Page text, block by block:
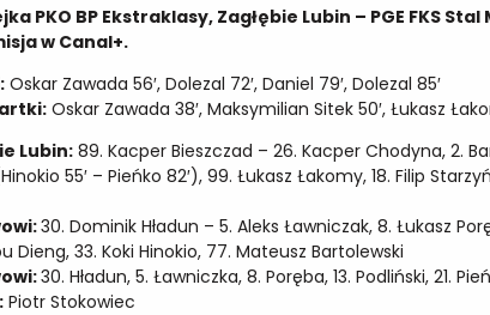
PKO BP Ekstraklasy, Zagłębie Lubin – PGE FKS
w Canal+.
Oskar Zawada 56′, Dolezal 72′, Daniel 79′, Dolezal 85′
Oskar Zawada 38′, Maksymilian Sitek 50′, Łukasz
Lubin: 89. Kacper Bieszczad – 26. Kacper Chodyna, 2.
55′ – Pieńko 82′), 99. Łukasz Łakomy, 18. Filip
30. Dominik Hładun – 5. Aleks Ławniczak, 8. Łukasz
Dieng, 33. Koki Hinokio, 77. Mateusz Bartolewski
30. Hładun, 5. Ławniczka, 8. Poręba, 13. Podliński, 21.
Piotr Stokowiec